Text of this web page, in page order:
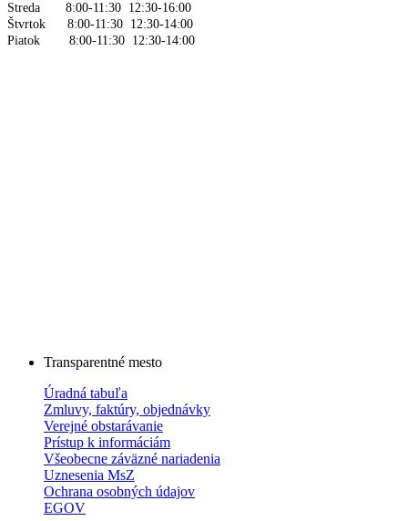
Streda 8:00-11:30 12:30-16:00
Štvrtok 8:00-11:30 12:30-14:00
Piatok 8:00-11:30 12:30-14:00
Transparentné mesto
Úradná tabuľa
Zmluvy, faktúry, objednávky
Verejné obstarávanie
Prístup k informáciám
Všeobecne záväzné nariadenia
Uznesenia MsZ
Ochrana osobných údajov
EGOV